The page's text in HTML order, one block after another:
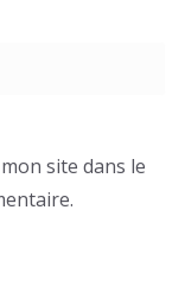
site dans le